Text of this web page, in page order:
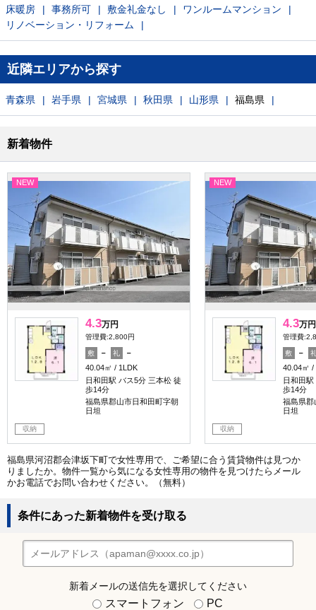
床暖房
事務所可 敷金礼金なし
ワンルームマンション
リノベーション・リフォーム
近隣エリアから探す
青森県 岩手県 宮城県 秋田県 山形県 福島県
新着物件
NEW
4.3万円
管理費:2,800円
敷 － 礼
－
40.04㎡
1LDK
日和田駅 バス5分 三本松 徒
歩14分
福島県郡山市日和田町字朝
日坦
収納
NEW
4.3万円
管理費
敷 －
40.04㎡
日和田
歩14分
福島県郡
日坦
収納
福島県河沼郡会津坂下町で女性専用で、ご希望に合う賃貸物件は見つか
りましたか。物件一覧から気になる女性専用の物件を見つけたらメール
かお電話でお問い合わせください。（無料）
条件にあった新着物件を受け取る
新着メールの送信先を選択してください
スマートフォン PC